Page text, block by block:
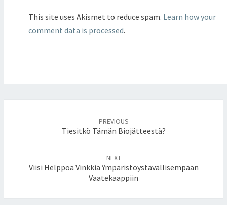
This site uses Akismet to reduce spam. Learn how your
comment data is processed.
PREVIOUS
Tiesitkö Tämän Biojätteestä?
NEXT
Viisi Helppoa Vinkkiä Ympäristöystävällisempään
Vaatekaappiin